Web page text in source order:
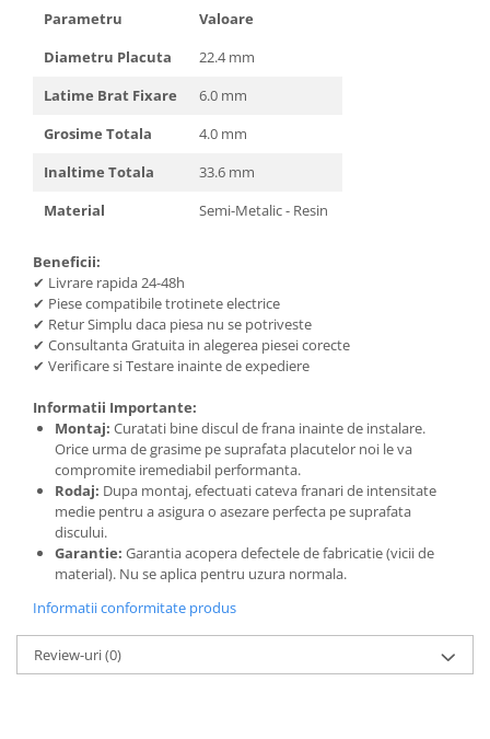
Parametru
Valoare
Diametru Placuta
22.4 mm
Latime Brat Fixare
6.0 mm
Grosime Totala
4.0 mm
Inaltime Totala
33.6 mm
Material
Semi-Metalic - Resin
Beneficii:
✔ Livrare rapida 24-48h
✔ Piese compatibile trotinete electrice
✔ Retur Simplu daca piesa nu se potriveste
✔ Consultanta Gratuita in alegerea piesei corecte
✔ Verificare si Testare inainte de expediere
Informatii Importante:
Montaj: Curatati bine discul de frana inainte de instalare.
Orice urma de grasime pe suprafata placutelor noi le va
compromite iremediabil performanta.
Rodaj: Dupa montaj, efectuati cateva franari de intensitate
medie pentru a asigura o asezare perfecta pe suprafata
discului.
Garantie: Garantia acopera defectele de fabricatie (vicii de
material). Nu se aplica pentru uzura normala.
Informatii conformitate produs
Review-uri(0)